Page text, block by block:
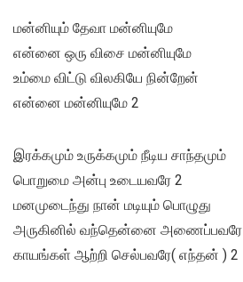
மன்னியும் தேவா மன்னியுமே
என்னை ஒரு விசை மன்னியுமே
உம்மை விட்டு விலகியே நின்றேன்
என்னை மன்னியுமே 2
இரக்கமும் உருக்கமும் நீடிய சாந்தமும்
பொறுமை அன்பு உடையவரே 2
மனமுடைந்து நான் மடியும் பொழுது
அருகினில் வந்தென்னை அணைப்பவரே
காயங்கள் ஆற்றி செல்பவரே( எந்தன் ) 2